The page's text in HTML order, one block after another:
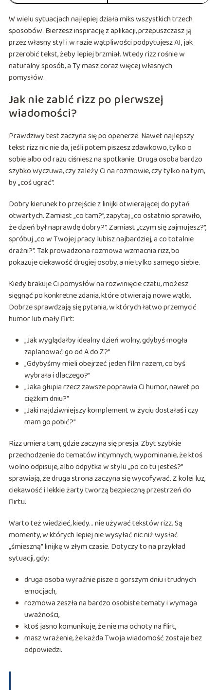
W wielu sytuacjach najlepiej działa miks wszystkich trzech
sposobów. Bierzesz inspirację z aplikacji, przepuszczasz ją
przez własny styl i w razie wątpliwości podpytujesz AI, jak
przerobić tekst, żeby lepiej brzmiał. Wtedy rizz rośnie w
naturalny sposób, a Ty masz coraz więcej własnych
pomysłów.
Jak nie zabić rizz po pierwszej
wiadomości?
Prawdziwy test zaczyna się po openerze. Nawet najlepszy
tekst rizz nic nie da, jeśli potem piszesz zdawkowo, tylko o
sobie albo od razu ciśniesz na spotkanie. Druga osoba bardzo
szybko wyczuwa, czy zależy Ci na rozmowie, czy tylko na tym,
by „coś ugrać”.
Dobry kierunek to przejście z linijki otwierającej do pytań
otwartych. Zamiast „co tam?”, zapytaj „co ostatnio sprawiło,
że dzień był naprawdę dobry?”. Zamiast „czym się zajmujesz?”,
spróbuj „co w Twojej pracy lubisz najbardziej, a co totalnie
drażni?”. Tak prowadzona rozmowa wzmacnia rizz, bo
pokazuje ciekawość drugiej osoby, a nie tylko samego siebie.
Kiedy brakuje Ci pomysłów na rozwinięcie czatu, możesz
sięgnąć po konkretne zdania, które otwierają nowe wątki.
Dobrze sprawdzają się pytania, w których łatwo przemycić
humor lub mały flirt:
„Jak wyglądałby idealny dzień wolny, gdybyś mogła
zaplanować go od A do Z?”
„Gdybyśmy mieli obejrzeć jeden film razem, co byś
wybrała i dlaczego?”
„Jaka głupia rzecz zawsze poprawia Ci humor, nawet po
ciężkim dniu?”
„Jaki najdziwniejszy komplement w życiu dostałaś i czy
mam go pobić?”
Rizz umiera tam, gdzie zaczyna się presja. Zbyt szybkie
przechodzenie do tematów intymnych, wypominanie, że ktoś
wolno odpisuje, albo odpytka w stylu „po co tu jesteś?”
sprawiają, że druga strona zaczyna się wycofywać. Z kolei luz,
ciekawość i lekkie żarty tworzą bezpieczną przestrzeń do
flirtu.
Warto też wiedzieć, kiedy… nie używać tekstów rizz. Są
momenty, w których lepiej nie wysyłać nic niż wysłać
„śmieszną” linijkę w złym czasie. Dotyczy to na przykład
sytuacji, gdy:
druga osoba wyraźnie pisze o gorszym dniu i trudnych
emocjach,
rozmowa zeszła na bardzo osobiste tematy i wymaga
uważności,
ktoś jasno komunikuje, że nie ma ochoty na flirt,
masz wrażenie, że każda Twoja wiadomość zostaje bez
odpowiedzi.